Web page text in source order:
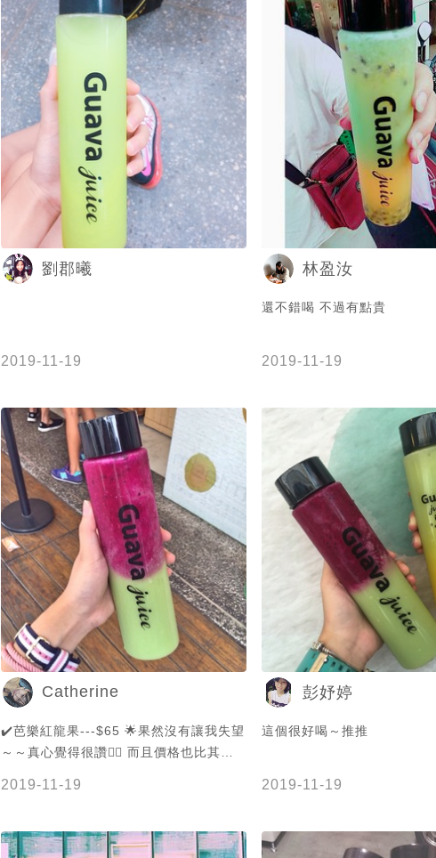
劉郡曦
2019-11-19
林盈汝
還不錯喝 不過有點貴
2019-11-19
Catherine
✔️芭樂紅龍果---$65 🌟果然沒有讓我失望
～～真心覺得很讚👍🏼 而且價格也比其他
2019-11-19
彭妤婷
這個很好喝～推推
2019-11-19